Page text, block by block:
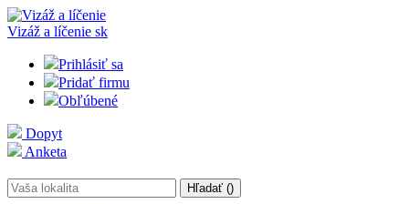
Vizáž a líčenie sk
Prihlásiť sa
Pridať firmu
Obľúbené
Dopyt
Anketa
Hľadať ()